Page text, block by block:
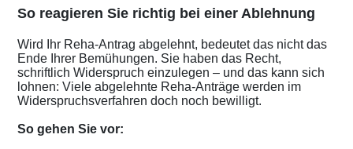
So reagieren Sie richtig bei einer Ablehnung
Wird Ihr Reha-Antrag abgelehnt, bedeutet das nicht das
Ende Ihrer Bemühungen. Sie haben das Recht,
schriftlich Widerspruch einzulegen – und das kann sich
lohnen: Viele abgelehnte Reha-Anträge werden im
Widerspruchsverfahren doch noch bewilligt.
So gehen Sie vor: